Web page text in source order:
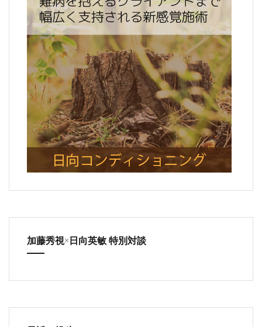
加藤秀視×日向英敏 特別対談